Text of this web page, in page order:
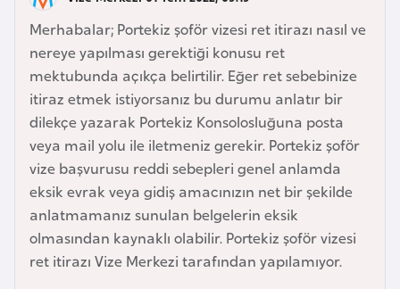
Merhabalar; Portekiz şoför vizesi ret itirazı nasıl ve
nereye yapılması gerektiği konusu ret
mektubunda açıkça belirtilir. Eğer ret sebebinize
itiraz etmek istiyorsanız bu durumu anlatır bir
dilekçe yazarak Portekiz Konsolosluğuna posta
veya mail yolu ile iletmeniz gerekir. Portekiz şoför
vize başvurusu reddi sebepleri genel anlamda
eksik evrak veya gidiş amacınızın net bir şekilde
anlatmamanız sunulan belgelerin eksik
olmasından kaynaklı olabilir. Portekiz şoför vizesi
ret itirazı Vize Merkezi tarafından yapılamıyor.
b
c
a
B
a
h
r